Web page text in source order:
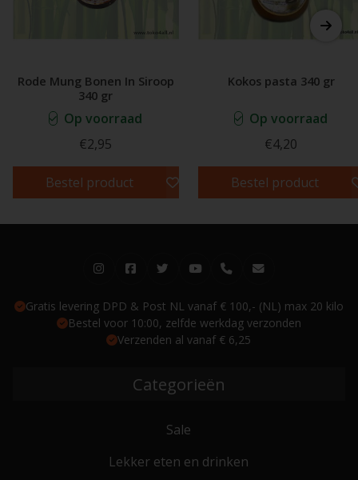
Rode Mung Bonen In Siroop
340 gr
Op voorraad
€2,95
Bestel product
Kokos pasta 340 gr
Op voorraad
€4,20
Bestel product
Gratis levering DPD & Post NL vanaf € 100,- (NL) max 20 kilo
Bestel voor 10:00, zelfde werkdag verzonden
Verzenden al vanaf € 6,25
Categorieën
Sale
Lekker eten en drinken